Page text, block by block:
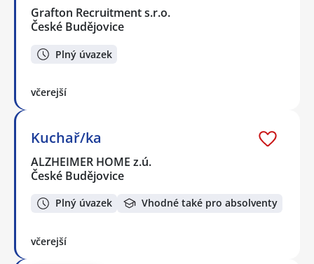
Grafton Recruitment s.r.o.
České Budějovice
Plný úvazek
včerejší
Kuchař/ka
ALZHEIMER HOME z.ú.
České Budějovice
Plný úvazek Vhodné také pro absolventy
včerejší